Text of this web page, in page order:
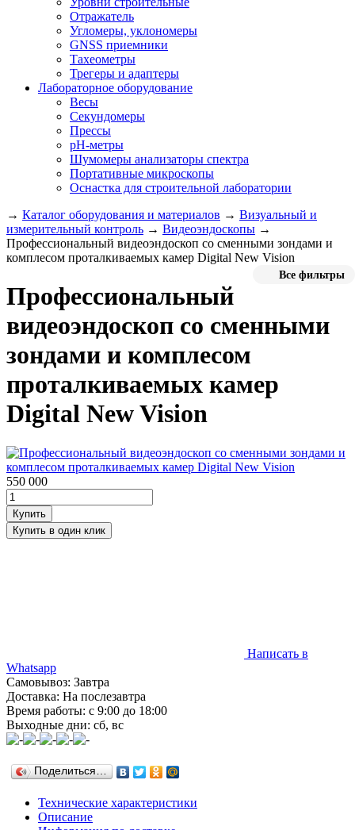
Отражатель
Угломеры, уклономеры
GNSS приемники
Тахеометры
Трегеры и адаптеры
Лабораторное оборудование
Весы
Секундомеры
Прессы
pH-метры
Шумомеры анализаторы спектра
Портативные микроскопы
Оснастка для строительной лаборатории
→ Каталог оборудования и материалов → Визуальный и
измерительный контроль → Видеоэндоскопы →
Профессиональный видеоэндоскоп со сменными зондами и
комплесом проталкиваемых камер Digital New Vision
Все фильтры
Профессиональный
видеоэндоскоп со сменными
зондами и комплесом
проталкиваемых камер
Digital New Vision
550 000
Написать в
Whatsapp
Самовывоз: Завтра
Доставка: На послезавтра
Время работы: с 9:00 до 18:00
Выходные дни: сб, вс
Поделиться…
Технические характеристики
Описание